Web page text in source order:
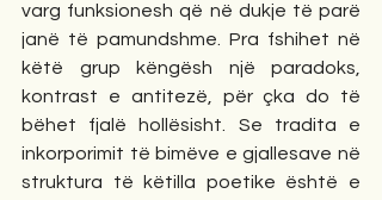
varg funksionesh që në dukje të parë
janë të pamundshme. Pra fshihet në
këtë grup këngësh një paradoks,
kontrast e antitezë, për çka do të
bëhet fjalë hollësisht. Se tradita e
inkorporimit të bimëve e gjallesave në
struktura të këtilla poetike është e